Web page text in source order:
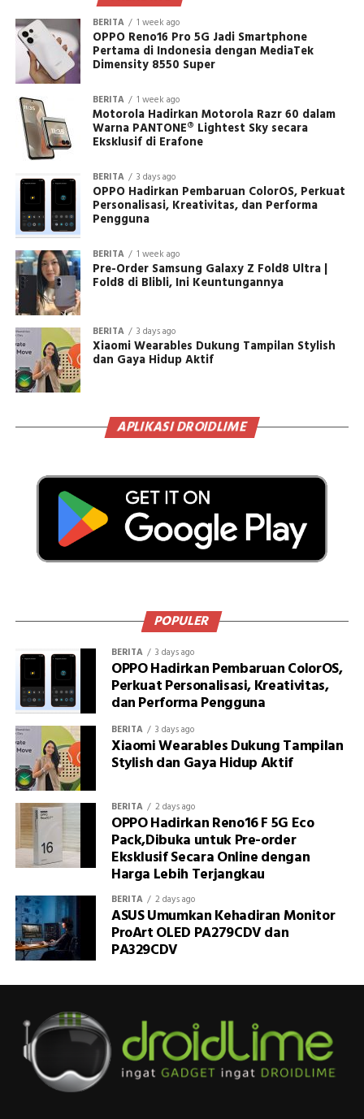
BERITA 1 week ago
OPPO Reno16 Pro 5G Jadi Smartphone
Pertama di Indonesia dengan MediaTek
Dimensity 8550 Super
BERITA 1 week ago
Motorola Hadirkan Motorola Razr 60 dalam
Warna PANTONE® Lightest Sky secara
Eksklusif di Erafone
BERITA 3 days ago
OPPO Hadirkan Pembaruan ColorOS, Perkuat
Personalisasi, Kreativitas, dan Performa
Pengguna
BERITA 1 week ago
Pre-Order Samsung Galaxy Z Fold8 Ultra |
Fold8 di Blibli, Ini Keuntungannya
BERITA 3 days ago
Xiaomi Wearables Dukung Tampilan Stylish
dan Gaya Hidup Aktif
APLIKASI DROIDLIME
POPULER
BERITA 3 days ago
OPPO Hadirkan Pembaruan ColorOS,
Perkuat Personalisasi, Kreativitas,
dan Performa Pengguna
BERITA 3 days ago
Xiaomi Wearables Dukung Tampilan
Stylish dan Gaya Hidup Aktif
BERITA 2 days ago
OPPO Hadirkan Reno16 F 5G Eco
Pack,Dibuka untuk Pre-order
Eksklusif Secara Online dengan
Harga Lebih Terjangkau
BERITA 2 days ago
ASUS Umumkan Kehadiran Monitor
ProArt OLED PA279CDV dan
PA329CDV